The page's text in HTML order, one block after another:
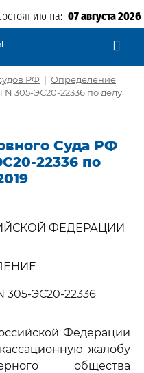
на: 07 августа 2026
РФ | Определение
N 305-ЭС20-22336 по делу
Суда РФ
22336 по
ФЕДЕРАЦИИ
305-ЭС20-22336
Федерации
жалобу
общества